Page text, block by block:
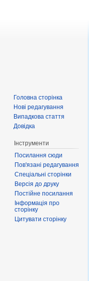
Головна сторінка
Нові редагування
Випадкова стаття
Довідка
Інструменти
Посилання сюди
Пов'язані редагування
Спеціальні сторінки
Версія до друку
Постійне посилання
Інформація про
сторінку
Цитувати сторінку